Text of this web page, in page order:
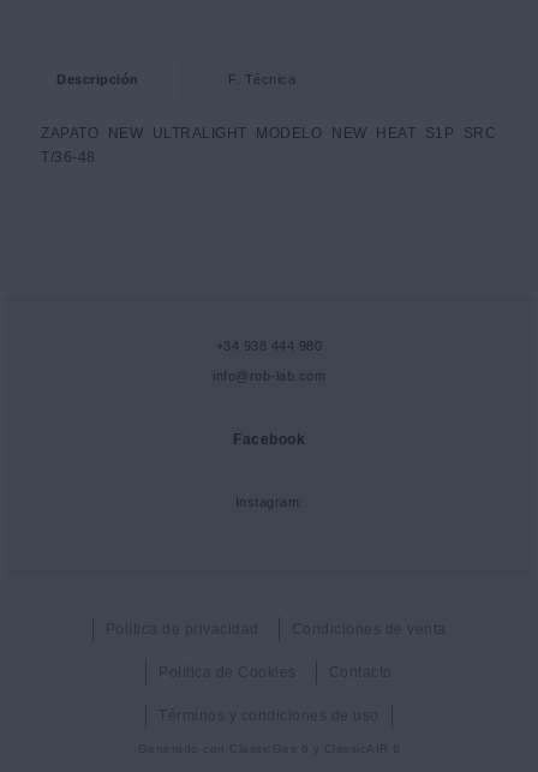
Descripción F. Técnica
ZAPATO NEW ULTRALIGHT MODELO NEW HEAT S1P SRC
T/36-48
+34 938 444 980
info@rob-lab.com
Facebook
Instagram:
Política de privacidad Condiciones de venta
Política de Cookies Contacto
Términos y condiciones de uso